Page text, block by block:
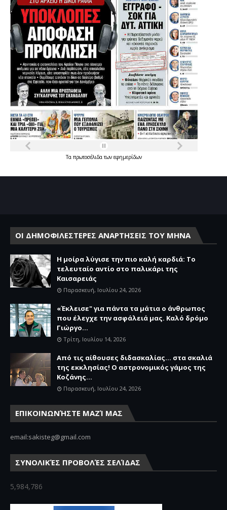
Τα πρωτοσέλιδατων εφημερίδων
ΟΙ ΔΗΜΟΦΙΛΕΣΤΕΡΕΣ ΑΝΑΡΤΗΣΕΙΣ ΤΟΥ ΜΗΝΑ
Η μοίρα λύγισε την πιο καλή καρδιά: Το
τελευταίο αντίο στο παλικάρι της
Καισαρειάς
Παρασκευή, Ιουλίου 24, 2026
«Έκλεισε" για πάντα τα μάτια ο άνθρωπος
που έλεγχε την ασφάλειά μας. Καλό δρόμο
Γιώργο...
Τρίτη, Ιουλίου 14, 2026
Από τις αίθουσες διδασκαλίας… στα σκαλιά
της εκκλησίας! Ο αστρονομικός γάμος της
Κοζάνης...
Παρασκευή, Ιουλίου 24, 2026
ΕΠΙΚΟΙΝΩΝΉΣΤΕ ΜΑΖΊ ΜΑΣ
email:sakisteg@gmail.com
ΣΥΝΟΛΙΚΈΣ ΠΡΟΒΟΛΈΣ ΣΕΛΊΔΑΣ
5,984,786